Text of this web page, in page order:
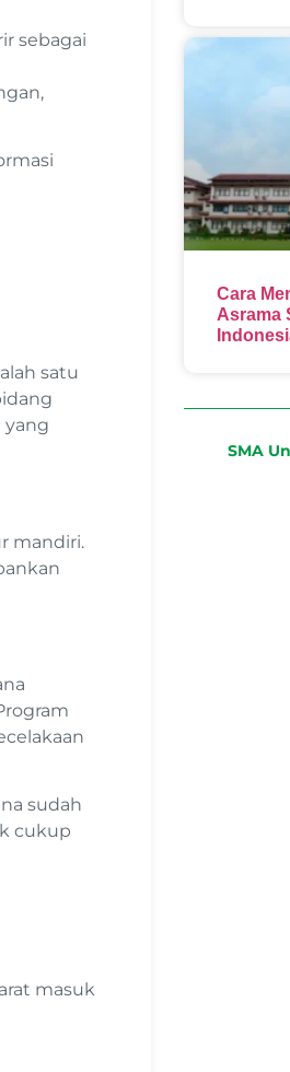
sebagai
satu
yang
mandiri.
sudah
cukup
masuk
Cara
Asrama
SMA